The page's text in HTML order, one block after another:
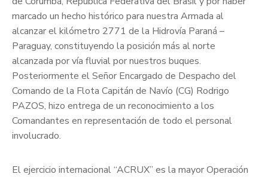
marcado un hecho histórico para nuestra Armada al
alcanzar el kilómetro 2771 de la Hidrovía Paraná –
Paraguay, constituyendo la posición más al norte
alcanzada por vía fluvial por nuestros buques.
Posteriormente el Señor Encargado de Despacho del
Comando de la Flota Capitán de Navío (CG) Rodrigo
PAZOS, hizo entrega de un reconocimiento a los
Comandantes en representación de todo el personal
involucrado.
El ejercicio internacional “ACRUX” es la mayor Operación